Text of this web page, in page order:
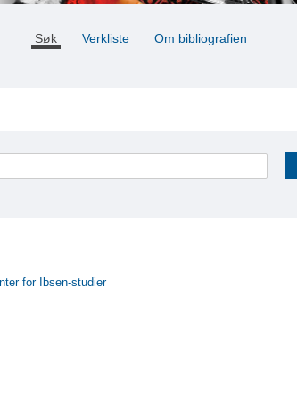
Søk Verkliste Om bibliografien
for Ibsen-studier